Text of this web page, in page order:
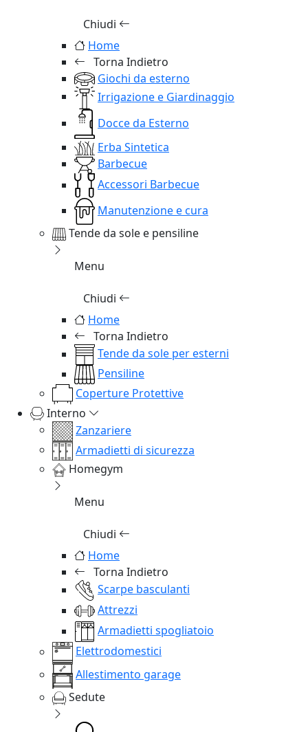
Chiudi
Home
Torna Indietro
Giochi da esterno
Irrigazione e Giardinaggio
Docce da Esterno
Erba Sintetica
Barbecue
Accessori Barbecue
Manutenzione e cura
Tende da sole e pensiline
Menu
Chiudi
Home
Torna Indietro
Tende da sole per esterni
Pensiline
Coperture Protettive
Interno
Zanzariere
Armadietti di sicurezza
Homegym
Menu
Chiudi
Home
Torna Indietro
Scarpe basculanti
Attrezzi
Armadietti spogliatoio
Elettrodomestici
Allestimento garage
Sedute